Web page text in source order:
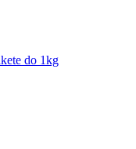
do 1kg